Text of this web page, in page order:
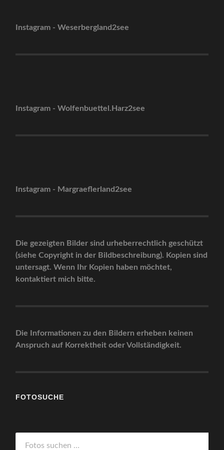
Instagram - Weserbergland2see
Instagram - Wolfenbuettel.Harz2see
Instagram - Margraeflerland2see
Die gezeigten Bilder sind urheberrechtlich geschützt
(siehe Copyright in der Bildbeschreibung). Kopien sind
untersagt. Wenn Ihr Kopien haben möchtet,
kontaktiert mich bitte.
Die Informationen zu den Bildern erheben keinen
Anspruch auf Korrektheit oder Vollständigkeit.
FOTOSUCHE